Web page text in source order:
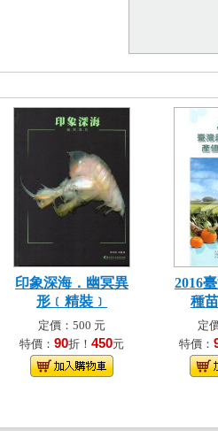
印象深海．幽冥異
形﹝精裝﹞
定價：500 元
特價： 90折！ 450元
2016
種
定
特價：